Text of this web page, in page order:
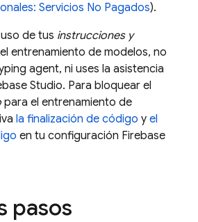
Servicios No Pagados).
de tus instrucciones y
entrenamiento de modelos, no
agent, ni uses la asistencia
Studio. Para bloquear el
para el entrenamiento de
la finalización de código y el
en tu configuración Firebase
pasos